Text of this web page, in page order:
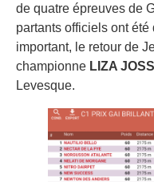
de quatre épreuves de
partants officiels ont
important, le retour de
championne LIZA
Levesque.